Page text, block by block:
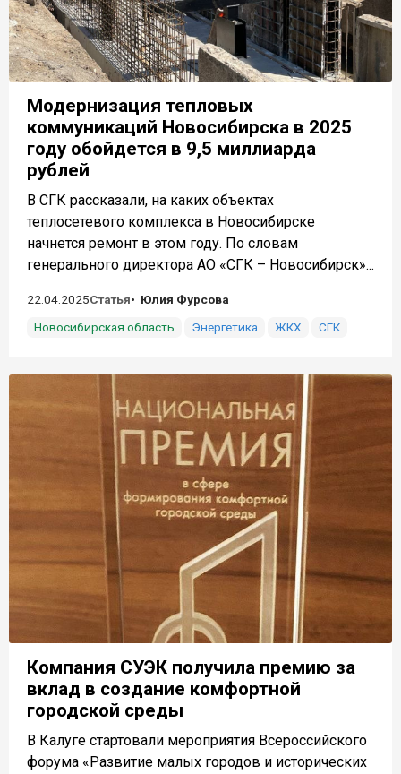
Модернизация тепловых
коммуникаций Новосибирска в 2025
году обойдется в 9,5 миллиарда
рублей
В СГК рассказали, на каких объектах
теплосетевого комплекса в Новосибирске
начнется ремонт в этом году. По словам
генерального директора АО «СГК – Новосибирск»...
22.04.2025Статья
Юлия Фурсова
Новосибирская область
Энергетика ЖКХ СГК
Компания СУЭК получила премию за
вклад в создание комфортной
городской среды
В Калуге стартовали мероприятия Всероссийского
форума «Развитие малых городов и исторических